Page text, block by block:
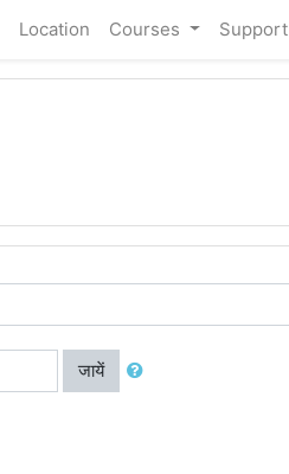
Location Courses Support
जायें